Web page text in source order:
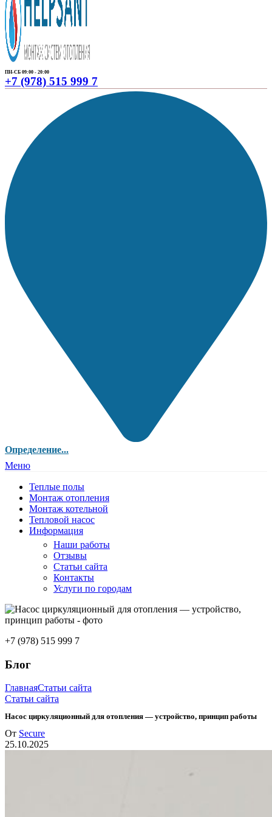
ПН-СБ 09:00 - 20:00
+7 (978) 515 999 7
Определение...
Меню
Теплые полы
Монтаж отопления
Монтаж котельной
Тепловой насос
Информация
Наши работы
Отзывы
Статьи сайта
Контакты
Услуги по городам
+7 (978) 515 999 7
Блог
ГлавнаяСтатьи сайта
Статьи сайта
Насос циркуляционный для отопления — устройство, принцип работы
От Secure
25.10.2025